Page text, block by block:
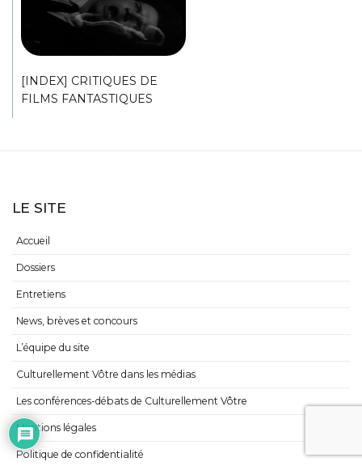
[INDEX] CRITIQUES DE
FILMS FANTASTIQUES
LE SITE
Accueil
Dossiers
Entretiens
News, brèves et concours
L’équipe du site
Culturellement Vôtre dans les médias
Les conférences-débats de Culturellement Vôtre
Mentions légales
Politique de confidentialité